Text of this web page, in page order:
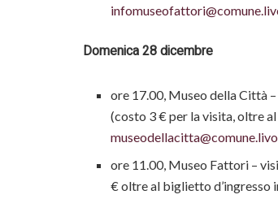
Domenica 28 dicembre
ore 17.00, Museo della Città
(costo 3 € per la visita, oltre
ore 11.00, Museo Fattori –
€ oltre al biglietto d’ingresso